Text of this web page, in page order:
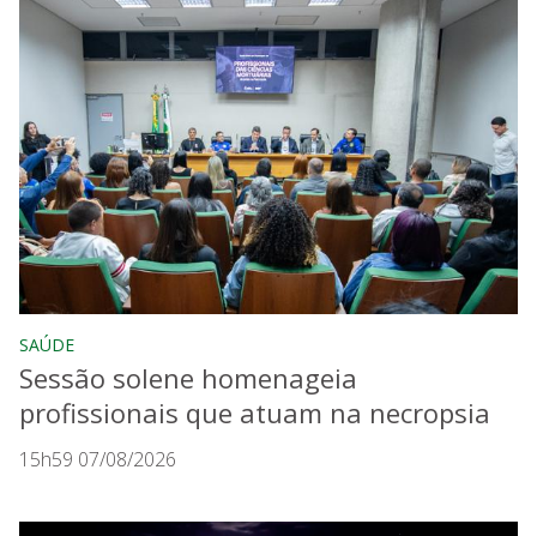
SAÚDE
Sessão solene homenageia
profissionais que atuam na necropsia
15h59 07/08/2026